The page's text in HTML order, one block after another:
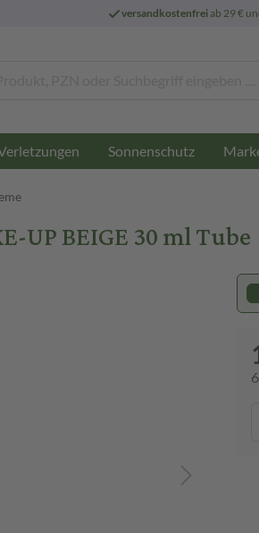
versandkostenfreiab 29 €
Sonnenschutz
UP BEIGE 30 ml Tube